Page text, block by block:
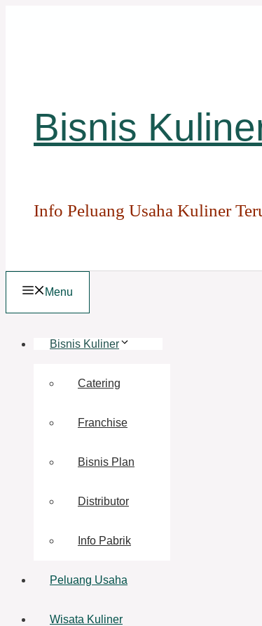
Bisnis
Info Peluang Usaha Kuliner
Menu
Bisnis Kuliner
Catering
Franchise
Bisnis Plan
Distributor
Info Pabrik
Peluang Usaha
Wisata Kuliner